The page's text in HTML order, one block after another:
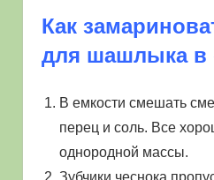
Как
для шашлыка в
В емкости смешать
перец и соль. Все
однородной массы.